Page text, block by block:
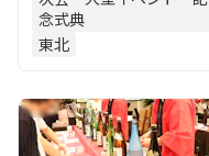
念式典
東北